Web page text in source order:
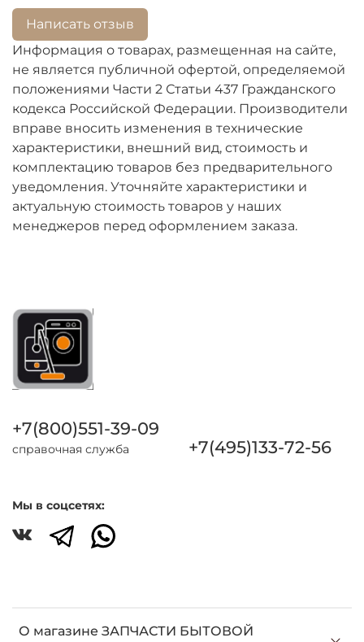
Написать отзыв
Информация о товарах, размещенная на сайте,
не является публичной офертой, определяемой
положениями Части 2 Статьи 437 Гражданского
кодекса Российской Федерации. Производители
вправе вносить изменения в технические
характеристики, внешний вид, стоимость и
комплектацию товаров без предварительного
уведомления. Уточняйте характеристики и
актуальную стоимость товаров у наших
менеджеров перед оформлением заказа.
О магазине ЗАПЧАСТИ БЫТОВОЙ
+7(800)551-39-09
справочная служба +7(495)133-72-56
Мы в соцсетях: